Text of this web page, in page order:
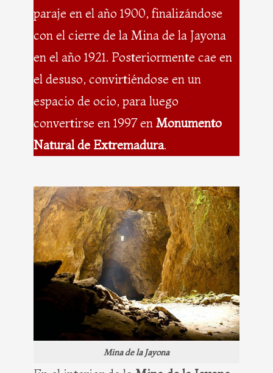
paraje en el año 1900, finalizándose
con el cierre de la Mina de la Jayona
en el año 1921. Posteriormente cae en
el desuso, convirtiéndose en un
espacio de ocio, para luego
convertirse en 1997 en Monumento
Natural de Extremadura.
Mina de la Jayona